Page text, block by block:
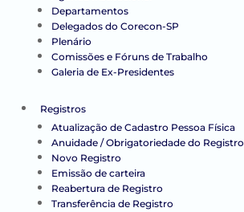
Departamentos
Delegados do Corecon-SP
Plenário
Comissões e Fóruns de Trabalho
Galeria de Ex-Presidentes
Registros
Atualização de Cadastro Pessoa Física
Anuidade / Obrigatoriedade do Registro
Novo Registro
Emissão de carteira
Reabertura de Registro
Transferência de Registro